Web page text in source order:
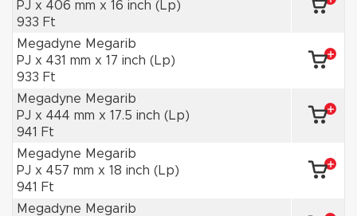
PJ x 406 mm x 16 inch (Lp)
933 Ft
Megadyne Megarib
PJ x 431 mm x 17 inch (Lp)
933 Ft
Megadyne Megarib
PJ x 444 mm x 17.5 inch (Lp)
941 Ft
Megadyne Megarib
PJ x 457 mm x 18 inch (Lp)
941 Ft
Megadyne Megarib